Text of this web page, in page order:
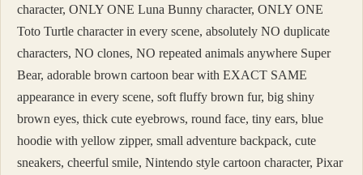
character, ONLY ONE Luna Bunny character, ONLY ONE
Toto Turtle character in every scene, absolutely NO duplicate
characters, NO clones, NO repeated animals anywhere Super
Bear, adorable brown cartoon bear with EXACT SAME
appearance in every scene, soft fluffy brown fur, big shiny
brown eyes, thick cute eyebrows, round face, tiny ears, blue
hoodie with yellow zipper, small adventure backpack, cute
sneakers, cheerful smile, Nintendo style cartoon character, Pixar